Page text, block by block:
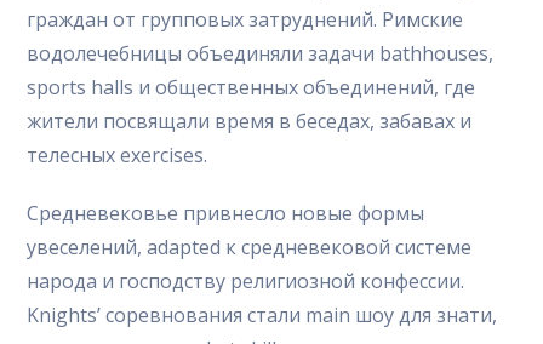
граждан от групповых затруднений. Римские
водолечебницы объединяли задачи bathhouses,
sports halls и общественных объединений, где
жители посвящали время в беседах, забавах и
телесных exercises.
Средневековье привнесло новые формы
увеселений, adapted к средневековой системе
народа и господству религиозной конфессии.
Knights’ соревнования стали main шоу для знати,